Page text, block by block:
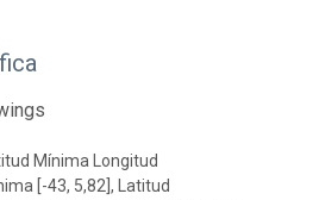
Mínima Longitud
[-43, 5,82], Latitud